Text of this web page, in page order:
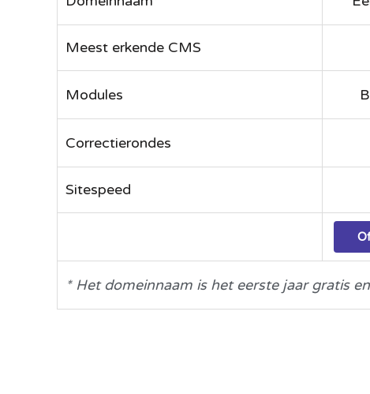
Meest erkende CMS
Modules
Correctierondes
Sitespeed
* Het domeinnaam is het eerste jaar gratis